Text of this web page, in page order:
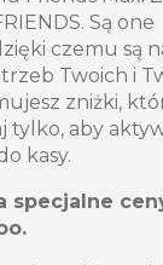
Są one
czemu są
Twoich i
zniżki,
tylko, aby
kasy.
specjalne